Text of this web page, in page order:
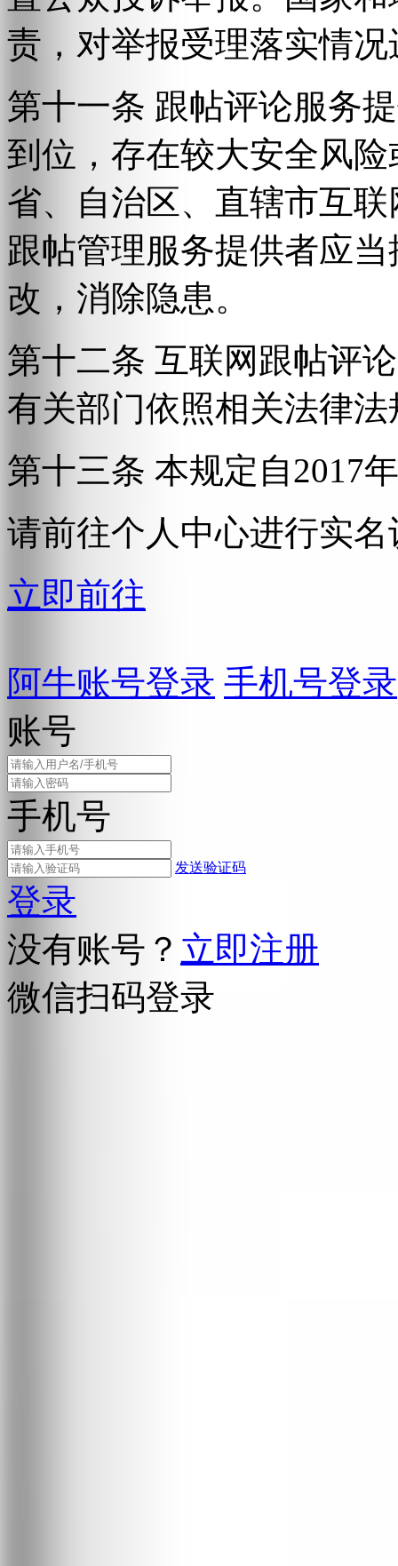
责，对举报受理落实情
第十一条 跟帖评论服务
到位，存在较大安全风
省、自治区、直辖市互
跟帖管理服务提供者应
改，消除隐患。
第十二条 互联网跟帖评
有关部门依照相关法律
第十三条 本规定自2017
请前往个人中心进行实名
立即前往
阿牛账号登录 手机号登录
账号
手机号
发送验证码
登录
没有账号？ 立即注册
微信扫码登录